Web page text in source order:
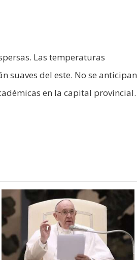
Las temperaturas
suaves del este. No se anticipan
en la capital provincial.​